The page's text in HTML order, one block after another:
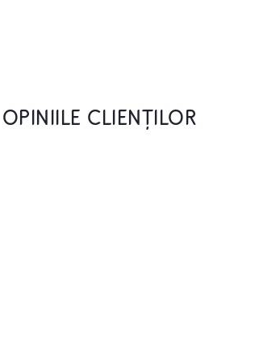
OPINIILE CLIENȚILOR